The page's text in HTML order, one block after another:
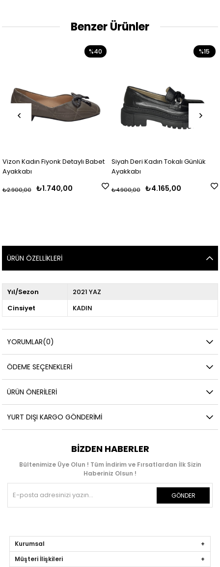
Benzer Ürünler
Kadın Fiyonk Detaylı Babet
₺1.740,00
%40
Siyah Deri Kadın Tokalı Günlük
Ayakkabı
₺4.165,00
₺4.900,00
%15
ÜRÜN ÖZELLIKLERI
Yıl/Sezon
2021 YAZ
Cinsiyet
KADIN
YORUMLAR(0)
ÖDEME SEÇENEKLERI
ÜRÜN ÖNERILERI
YURT DIŞI KARGO GÖNDERIMI
BIZDEN HABERLER
Bültenimize Üye Olun ! Tüm İndirim ve Fırsatlardan İlk Sizin
Haberiniz Olsun !
GÖNDER
Kurumsal
Müşteri İlişkileri